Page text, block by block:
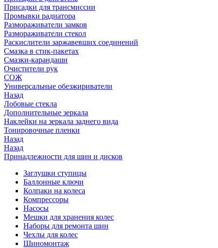
Присадки для трансмиссии
Промывки радиатора
Размораживатели замков
Размораживатели стекол
Раскислители заржавевших соединений
Смазка в стик-пакетах
Смазки-карандаши
Очистители рук
СОЖ
Универсальные обезжириватели
Назад
Лобовые стекла
Дополнительные зеркала
Наклейки на зеркала заднего вида
Тонировочные пленки
Назад
Назад
Принадлежности для шин и дисков
Заглушки ступицы
Баллонные ключи
Колпаки на колеса
Компрессоры
Насосы
Мешки для хранения колес
Наборы для ремонта шин
Чехлы для колес
Шиномонтаж